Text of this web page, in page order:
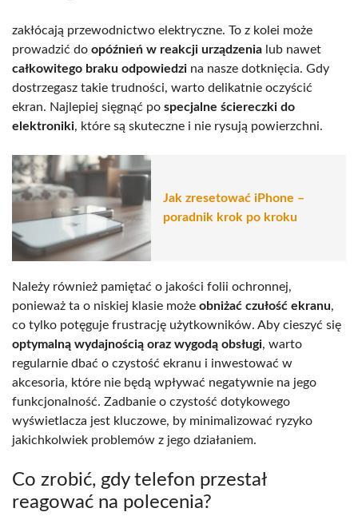
zakłócają przewodnictwo elektryczne. To z kolei może
prowadzić do opóźnień w reakcji urządzenia lub nawet
całkowitego braku odpowiedzi na nasze dotknięcia. Gdy
dostrzegasz takie trudności, warto delikatnie oczyścić
ekran. Najlepiej sięgnąć po specjalne ściereczki do
elektroniki, które są skuteczne i nie rysują powierzchni.
Jak zresetować iPhone –
poradnik krok po kroku
Należy również pamiętać o jakości folii ochronnej,
ponieważ ta o niskiej klasie może obniżać czułość ekranu,
co tylko potęguje frustrację użytkowników. Aby cieszyć się
optymalną wydajnością oraz wygodą obsługi, warto
regularnie dbać o czystość ekranu i inwestować w
akcesoria, które nie będą wpływać negatywnie na jego
funkcjonalność. Zadbanie o czystość dotykowego
wyświetlacza jest kluczowe, by minimalizować ryzyko
jakichkolwiek problemów z jego działaniem.
Co zrobić, gdy telefon przestał
reagować na polecenia?